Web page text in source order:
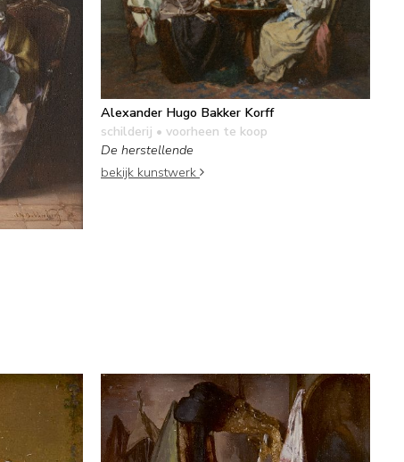
Alexander Hugo Bakker Korff
schilderij • voorheen te koop
De herstellende
bekijk kunstwerk